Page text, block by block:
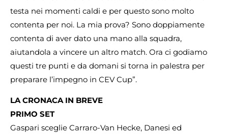
testa nei momenti caldi e per questo sono molto
contenta per noi. La mia prova? Sono doppiamente
contenta di aver dato una mano alla squadra,
aiutandola a vincere un altro match. Ora ci godiamo
questi tre punti e da domani si torna in palestra per
preparare l’impegno in CEV Cup”.
LA CRONACA IN BREVE
PRIMO SET
Gaspari sceglie Carraro-Van Hecke, Danesi ed